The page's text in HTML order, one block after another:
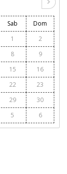
Sab
Dom
1
2
8
9
15
16
22
23
29
30
5 6